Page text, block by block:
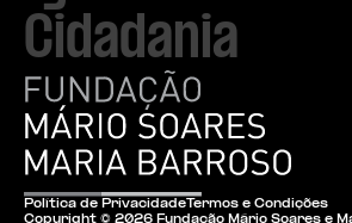
Cidadania
Política de PrivacidadeTermos e Condições
Copyright © 2026 Fundação Mário Soares e